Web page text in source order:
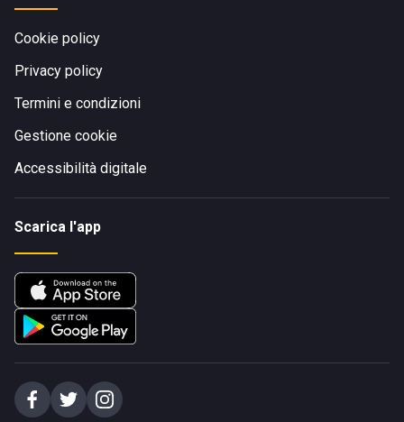
Cookie policy
Privacy policy
Termini e condizioni
Gestione cookie
Accessibilità digitale
Scarica l'app